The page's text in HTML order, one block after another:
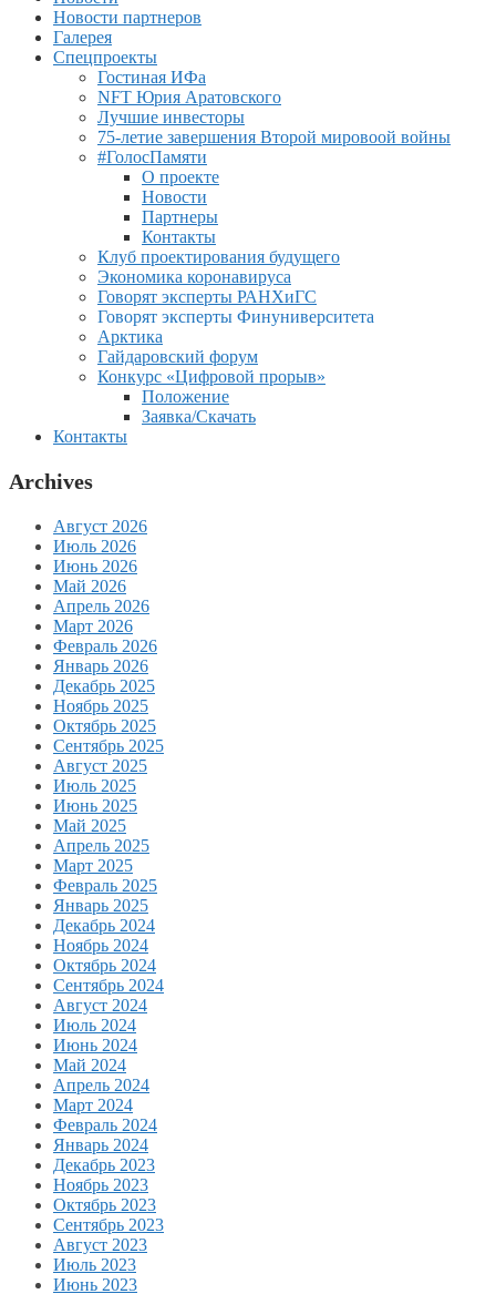
Новости партнеров
Галерея
Спецпроекты
Гостиная ИФа
NFT Юрия Аратовского
Лучшие инвесторы
75-летие завершения Второй мировоой войны
#ГолосПамяти
О проекте
Новости
Партнеры
Контакты
Клуб проектирования будущего
Экономика коронавируса
Говорят эксперты РАНХиГС
Говорят эксперты Финуниверситета
Арктика
Гайдаровский форум
Конкурс «Цифровой прорыв»
Положение
Заявка/Скачать
Контакты
Archives
Август 2026
Июль 2026
Июнь 2026
Май 2026
Апрель 2026
Март 2026
Февраль 2026
Январь 2026
Декабрь 2025
Ноябрь 2025
Октябрь 2025
Сентябрь 2025
Август 2025
Июль 2025
Июнь 2025
Май 2025
Апрель 2025
Март 2025
Февраль 2025
Январь 2025
Декабрь 2024
Ноябрь 2024
Октябрь 2024
Сентябрь 2024
Август 2024
Июль 2024
Июнь 2024
Май 2024
Апрель 2024
Март 2024
Февраль 2024
Январь 2024
Декабрь 2023
Ноябрь 2023
Октябрь 2023
Сентябрь 2023
Август 2023
Июль 2023
Июнь 2023